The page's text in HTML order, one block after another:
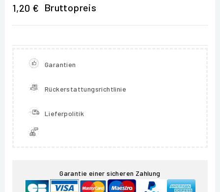
1,20 € Bruttopreis
Garantien
Rückerstattungsrichtlinie
Lieferpolitik
Garantie einer sicheren Zahlung